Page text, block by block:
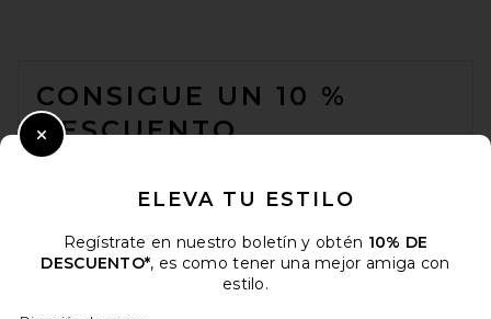
CONSIGUE UN 10 %
DESCUENTO
electrónico. Puede retirarse en cualquier momento.
Email Address
ELEVA TU ESTILO
Regístrate en nuestro boletín y obtén 10% DE
DESCUENTO*, es como tener una mejor amiga con
estilo.
Close Modal